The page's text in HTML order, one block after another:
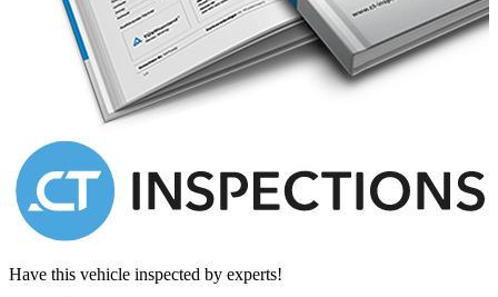
Have this vehicle inspected by experts!